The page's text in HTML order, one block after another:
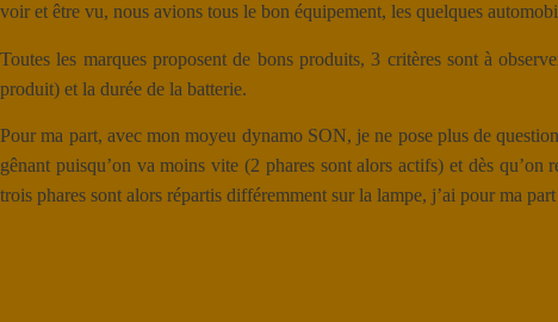
voir et être vu, nous avions tous le bon équipement, les quelques
Toutes les marques proposent de bons produits, 3 critères sont à
produit) et la durée de la batterie.
Pour ma part, avec mon moyeu dynamo SON, je ne pose plus de
gênant puisqu’on va moins vite (2 phares sont alors actifs) et dès
trois phares sont alors répartis différemment sur la lampe, j’ai pour ma